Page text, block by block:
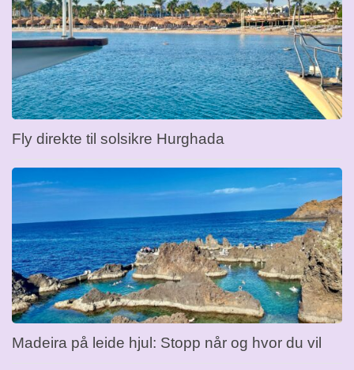
Fly direkte til solsikre Hurghada
Madeira på leide hjul: Stopp når og hvor du vil